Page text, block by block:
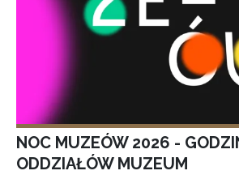
NOC MUZEÓW 2026 -
ODDZIAŁÓW MUZEUM